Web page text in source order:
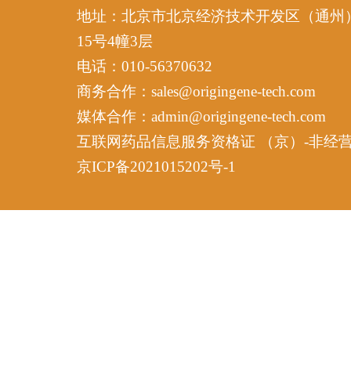
地址：北京市北京经济技术开发区（通州
15号4幢3层
电话：010-56370632
商务合作：sales@origingene-tech.com
媒体合作：admin@origingene-tech.com
互联网药品信息服务资格证 （京）-非经
京ICP备2021015202号-1